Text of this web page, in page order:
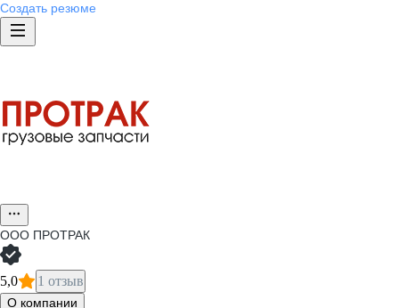
Создать резюме
ООО ПРОТРАК
5,0 1 отзыв
О компании